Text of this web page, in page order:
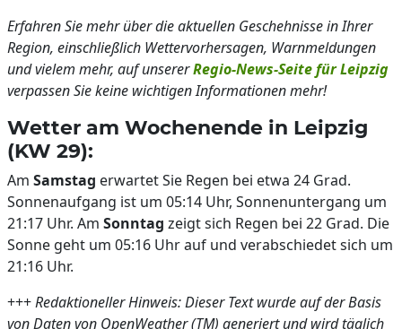
Erfahren Sie mehr über die aktuellen Geschehnisse in Ihrer
Region, einschließlich Wettervorhersagen, Warnmeldungen
und vielem mehr, auf unsererRegio-News-Seite für Leipzig
verpassen Sie keine wichtigen Informationen mehr!
Wetter am Wochenende in Leipzig
(KW 29):
Am Samstag erwartet Sie Regen bei etwa 24 Grad.
Sonnenaufgang ist um 05:14 Uhr, Sonnenuntergang um
21:17 Uhr. Am Sonntag zeigt sich Regen bei 22 Grad. Die
Sonne geht um 05:16 Uhr auf und verabschiedet sich um
21:16 Uhr.
+++Redaktioneller Hinweis: Dieser Text wurde auf der Basis
von Daten von OpenWeather (TM) generiert und wird täglich